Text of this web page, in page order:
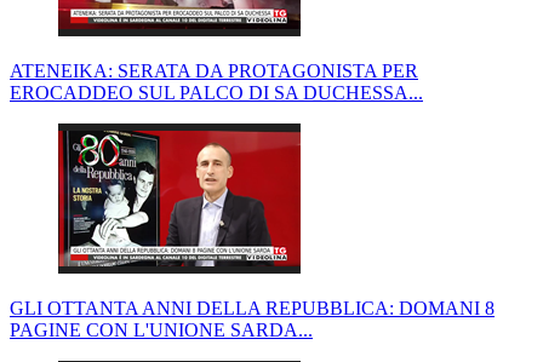
ATENEIKA: SERATA DA PROTAGONISTA PER
EROCADDEO SUL PALCO DI SA DUCHESSA...
GLI OTTANTA ANNI DELLA REPUBBLICA: DOMANI 8
PAGINE CON L'UNIONE SARDA...